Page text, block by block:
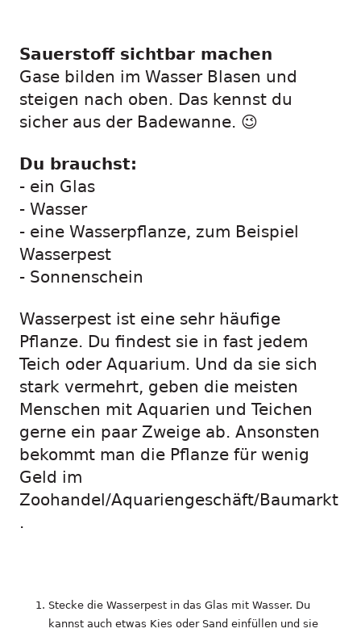
Sauerstoff sichtbar machen
Gase bilden im Wasser Blasen und
steigen nach oben. Das kennst du
sicher aus der Badewanne. 😉
Du brauchst:
- ein Glas
- Wasser
- eine Wasserpflanze, zum Beispiel
Wasserpest
- Sonnenschein
Wasserpest ist eine sehr häufige
Pflanze. Du findest sie in fast jedem
Teich oder Aquarium. Und da sie sich
stark vermehrt, geben die meisten
Menschen mit Aquarien und Teichen
gerne ein paar Zweige ab. Ansonsten
bekommt man die Pflanze für wenig
Geld im
Zoohandel/Aquariengeschäft/Baumarkt
.
Stecke die Wasserpest in das Glas mit Wasser. Du
kannst auch etwas Kies oder Sand einfüllen und sie